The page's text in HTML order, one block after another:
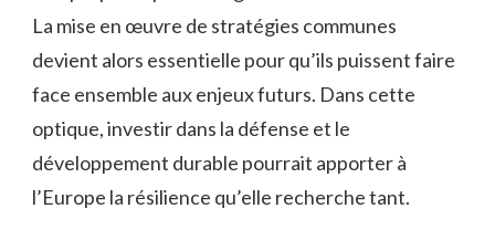
La mise en œuvre de stratégies communes
devient alors essentielle pour qu’ils puissent faire
face ensemble aux enjeux futurs. Dans cette
optique, investir dans la défense et le
développement durable pourrait apporter à
l’Europe la résilience qu’elle recherche tant.